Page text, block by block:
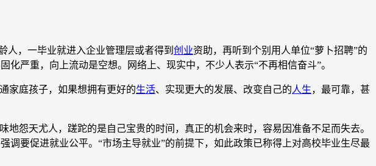
，一毕业就进入企业管理层或者得到 创业资助，再听到个别用人单位“萝卜招聘”的
严重，向上流动是空想。网络上、现实中，不少人表示“不再相信奋斗”。
家庭孩子，如果想拥有更好的生活、实现更大的发展、改变自己的人生，最可靠，甚
怨天尤人，蹉跎的是自己宝贵的时间，真正的机会来时，容易因准备不足而失去。
调要促进就业公平。“市场主导就业”的前提下，如此政策已称得上对高校毕业生尽最